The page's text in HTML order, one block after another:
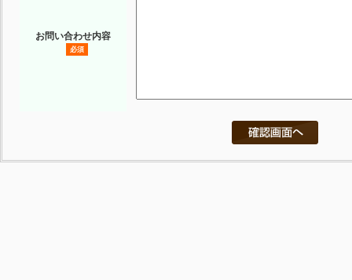
お問い合わせ内容
必須